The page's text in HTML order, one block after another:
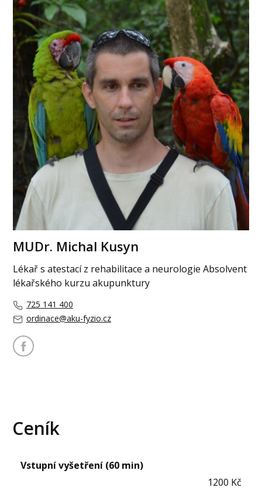
MUDr. Michal Kusyn
Lékař s atestací z rehabilitace a neurologie Absolvent
lékařského kurzu akupunktury
725 141 400
ordinace@aku-fyzio.cz
Ceník
Vstupní vyšetření (60 min)
1200 Kč